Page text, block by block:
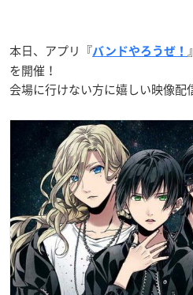
本日、アプリ『バンドやろうぜ！
を開催！
会場に行けない方に嬉しい映像配